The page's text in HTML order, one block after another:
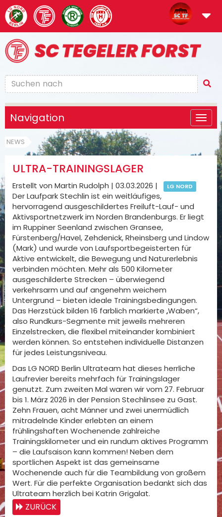
Navigation
NEWS
ULTRA-TRAININGSLAGER
Erstellt von Martin Rudolph | 03.03.2026 | LG NORD
Der Laufpark Stechlin ist ein weitläufiges,
hervorragend ausgeschildertes Freiluft-Lauf- und
Aktivsportnetzwerk im Norden Brandenburgs. Er liegt
im Ruppiner Seenland zwischen Gransee,
Fürstenberg/Havel, Zehdenick, Rheinsberg und Lindow
(Mark) und wurde von Laufsportbegeisterten für
Aktive entwickelt, die Bewegung und Naturerlebnis
verbinden möchten. Mehr als 500 Kilometer
ausgeschilderte Strecken – überwiegend
verkehrsarm und auf angenehm weichem
Untergrund – bieten ideale Trainingsbedingungen.
Das Herzstück bilden 16 farblich markierte „Waben“,
also Rundkurs-Segmente mit jeweils mehreren
Einzelstrecken, die flexibel miteinander kombiniert
werden können. So entstehen individuelle Distanzen
für jedes Leistungsniveau.
Das LG NORD Berlin Ultrateam hat dieses herrliche
Laufrevier bereits mehrfach für Trainingslager
genutzt. Zum zweiten Mal waren wir vom 27. Februar
bis 1. März 2026 in der Pension Stechlinsee zu Gast.
Zehn Frauen, acht Männer und zwei unermüdlich
mitradelnde Kinder erlebten an einem
frühlingshaften Wochenende zahlreiche
Trainingskilometer und ein rundum aktives Programm
– die Laufsaison kann kommen! Neben dem
sportlichen Aspekt ist das gemeinsame
Wochenende auch für die Teambildung von großem
Wert. Für die perfekte Organisation bedankt sich das
Ultrateam herzlich bei Katrin Grigalat.
ZURÜCK